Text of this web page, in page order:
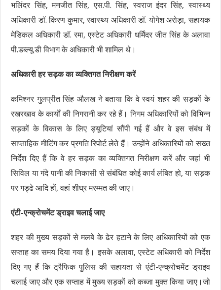
भलिंदर सिंह, मनजीत सिंह, एस.पी. सिंह, स्वराज इंदर सिंह, स्वास्थ्य
अधिकारी डॉ. किरण कुमार, स्वास्थ्य अधिकारी डॉ. योगेश अरोड़ा, सहायक
मेडिकल अधिकारी डॉ. रमा, एस्टेट अधिकारी धर्मिंदर जीत सिंह के अलावा
पी.डब्ल्यू.डी विभाग के अधिकारी भी शामिल थे।
अधिकारी हर सड़क का व्यक्तिगत निरीक्षण करें
कमिश्नर गुलप्रीत सिंह औलख ने बताया कि वे स्वयं शहर की सड़कों के
रखरखाव के कार्यों की निगरानी कर रहे हैं। निगम अधिकारियों को विभिन्न
सड़कों के विकास के लिए ड्यूटियां सौंपी गई हैं और वे इस संबंध में
साप्ताहिक मीटिंग कर प्रगति रिपोर्ट लेते हैं। उन्होंने अधिकारियों को सख्त
निर्देश दिए हैं कि वे हर सड़क का व्यक्तिगत निरीक्षण करें और जहां भी
सिविल या गंदे पानी की निकासी से संबंधित कोई कार्य लंबित हो, या सड़क
पर गड्ढे आदि हों, वहां शीघ्र मरम्मत की जाए।
एंटी-एन्क्रोचमेंट ड्राइव चलाई जाए
शहर की मुख्य सड़कों से मलबे के ढेर हटाने के लिए अधिकारियों को एक
सप्ताह का समय दिया गया है। इसके अलावा, एस्टेट अधिकारी को निर्देश
दिए गए हैं कि ट्रैफिक पुलिस की सहायता से एंटी-एन्क्रोचमेंट ड्राइव
चलाई जाए और एक सप्ताह में मुख्य सड़कों को कब्जा मुक्त किया जाए।जो